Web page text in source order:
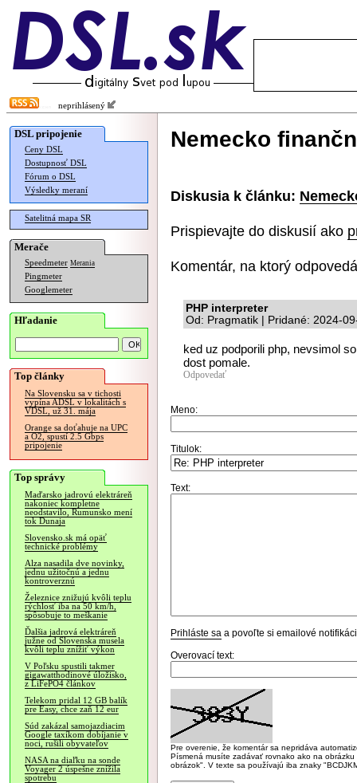
neprihlásený
DSL pripojenie
Ceny DSL
Dostupnosť DSL
Fórum o DSL
Výsledky meraní
Satelitná mapa SR
Merače
Speedmeter Merania
Pingmeter
Googlemeter
Hľadanie
Top články
Na Slovensku sa v tichosti
vypína ADSL v lokalitách s
VDSL, už 31. mája
Orange sa doťahuje na UPC
a O2, spustí 2.5 Gbps
pripojenie
Top správy
Maďarsko jadrovú elektráreň
nakoniec kompletne
neodstavilo, Rumunsko mení
tok Dunaja
Slovensko.sk má opäť
technické problémy
Alza nasadila dve novinky,
jednu užitočnú a jednu
kontroverznú
Železnice znižujú kvôli teplu
rýchlosť iba na 50 km/h,
spôsobuje to meškanie
Ďalšia jadrová elektráreň
južne od Slovenska musela
kvôli teplu znížiť výkon
V Poľsku spustili takmer
gigawatthodinové úložisko,
z LiFePO4 článkov
Telekom pridal 12 GB balík
pre Easy, chce zaň 12 eur
Súd zakázal samojazdiacim
Google taxíkom dobíjanie v
noci, rušili obyvateľov
NASA na diaľku na sonde
Voyager 2 úspešne znížila
spotrebu
Nemecko
Diskusia k článku:
Prispievajte do diskusií ako
Komentár, na ktorý
PHP interpreter
Od: Pragmatik | Pridané: 2024-
ked uz podporili php, nevsimol
dost pomale.
Odpovedať
Meno:
Titulok:
Text:
Prihláste sa a povoľte si emailové
Overovací text:
Pre overenie, že komentár sa nepridáva
Písmená musíte zadávať rovnako ako na
obrázok". V texte sa používajú iba znaky